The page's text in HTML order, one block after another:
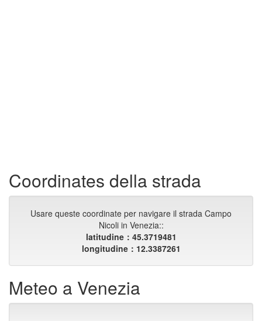
Coordinates della strada
Usare queste coordinate per navigare il strada Campo
Nicoli in Venezia::
latitudine：45.3719481
longitudine：12.3387261
Meteo a Venezia